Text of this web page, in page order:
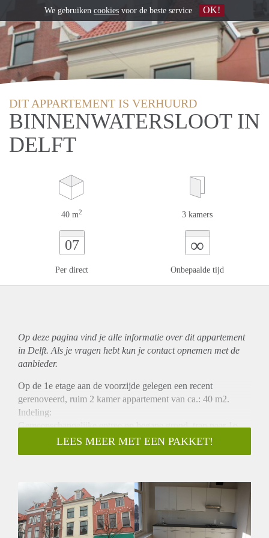
DIT APPARTEMENT IS VERHUURD
BINNENWATERSLOOT IN
DELFT
40 m2 3 kamers
07
Per direct
∞
Onbepaalde tijd
Op deze pagina vind je alle informatie over ditappartement
in Delft. Als je vragen hebt kun je contact opnemen met de
aanbieder.
Op de 1e etage aan de voorzijde gelegen een recent
gerenoveerd, ruim 2 kamer appartement van ca.: 40 m2.
Indeling:
Gemeenschappelijke entree op begane grond, trap naar 1e
etage, entree appartement, gang met ruime ketel / opbergkast,
apart toilet met fontein, ruime woonkamer van ca.: 20 m2 met
tot ruime badkamer met wastafel en wasmachine aansluiting.
Huurprijs is excl. nutsvoorzieningen.
Woning is gelegen in het leuke centrum van Delft, nabij
openbaar vervoer (Station Delft op 5 min loopafstand),
LEES MEER MET EEN PAKKET!
We gebruiken cookies voor de beste service OK!